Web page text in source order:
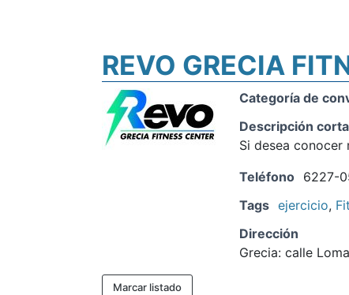
REVO GRECIA
Categoría de
Descripción corta
Si desea
Teléfono 6227-
Tags ejercicio,
Dirección
Grecia: calle
Marcar listado